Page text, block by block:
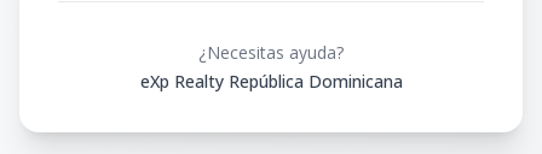
¿Necesitas ayuda?
eXp Realty República Dominicana